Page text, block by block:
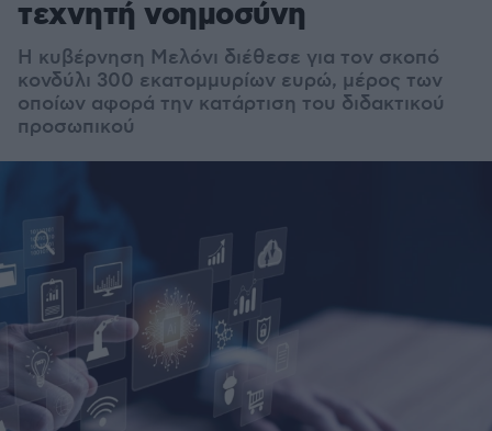
τεχνητή νοημοσύνη
Η κυβέρνηση Μελόνι διέθεσε για τον σκοπό
κονδύλι 300 εκατομμυρίων ευρώ, μέρος των
οποίων αφορά την κατάρτιση του διδακτικού
προσωπικού